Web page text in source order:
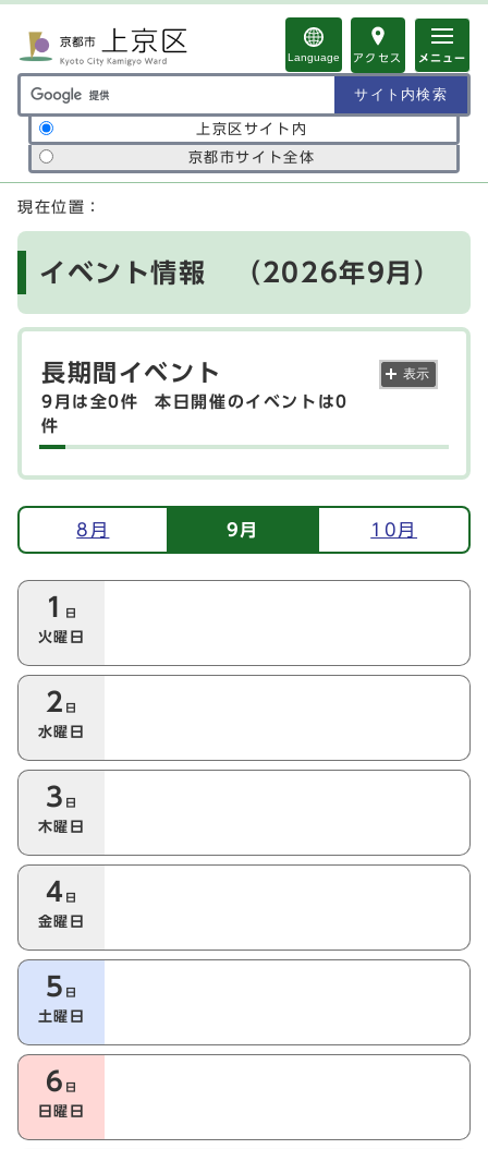
Language アクセス メニュー
サイト内検索の範囲
上京区サイト内
京都市サイト全体
ここから本文です
現在位置：
イベント情報 （2026年9月）
長期間イベント
9月は全0件
本日開催のイベントは0
件
表示
イベント情報
8月 9月 10月
今月の本日以降のイベント
1 日
火曜日
2 日
水曜日
3 日
木曜日
4 日
金曜日
5 日
土曜日
6 日
日曜日